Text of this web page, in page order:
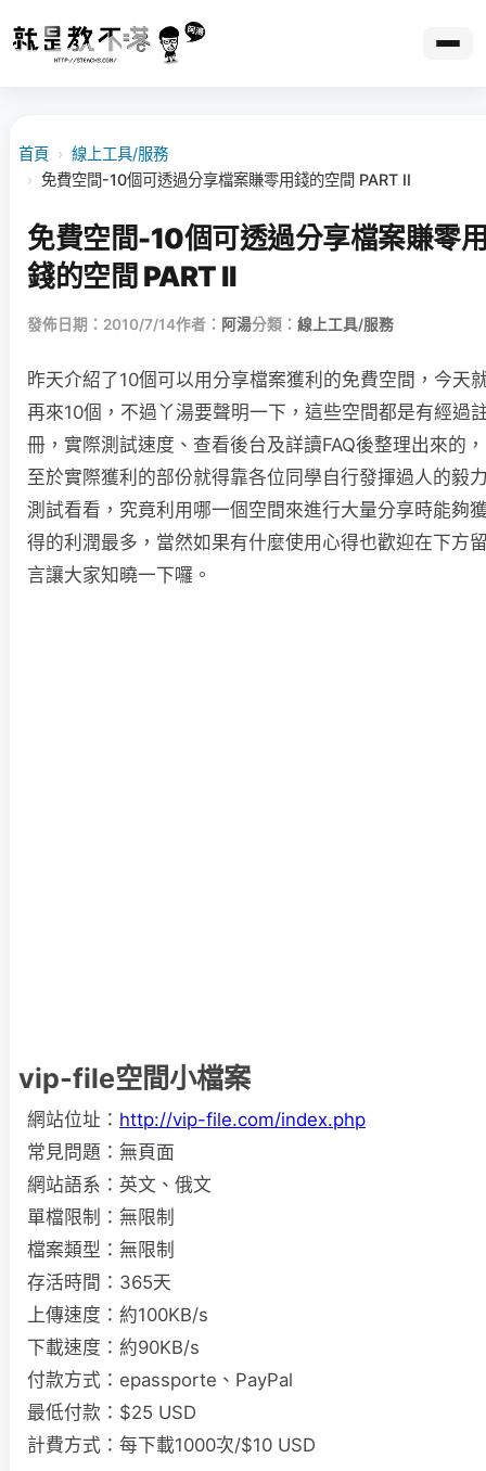
首頁 › 線上工具/服務
› 免費空間-10個可透過分享檔案賺零用錢的空間 PART II
免費空間-10個可透過分享檔案賺零
錢的空間 PART II
發佈日期：2010/7/14作者： 阿湯分類： 線上工具/服務
昨天介紹了10個可以用分享檔案獲利的免費空間，今天
再來10個，不過丫湯要聲明一下，這些空間都是有經過
冊，實際測試速度、查看後台及詳讀FAQ後整理出來的，
至於實際獲利的部份就得靠各位同學自行發揮過人的毅
測試看看，究竟利用哪一個空間來進行大量分享時能夠
得的利潤最多，當然如果有什麼使用心得也歡迎在下方
言讓大家知曉一下囉。
vip-file空間小檔案
網站位址： http://vip-file.com/index.php
常見問題：無頁面
網站語系：英文、俄文
單檔限制：無限制
檔案類型：無限制
存活時間：365天
上傳速度：約100KB/s
下載速度：約90KB/s
付款方式：epassporte、PayPal
最低付款：$25 USD
計費方式：每下載1000次/$10 USD